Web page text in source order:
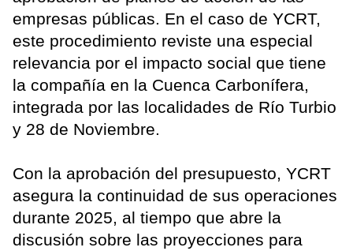
empresas públicas. En el caso de YCRT,
este procedimiento reviste una especial
relevancia por el impacto social que tiene
la compañía en la Cuenca Carbonífera,
integrada por las localidades de Río Turbio
y 28 de Noviembre.
Con la aprobación del presupuesto, YCRT
asegura la continuidad de sus operaciones
durante 2025, al tiempo que abre la
discusión sobre las proyecciones para